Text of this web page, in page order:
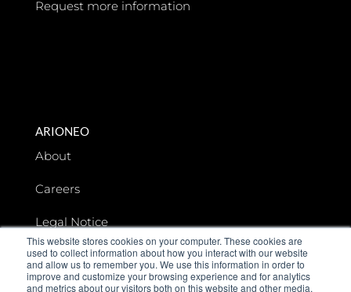
This website stores cookies on your computer. These cookies are
used to collect information about how you interact with our website
and allow us to remember you. We use this information in order to
improve and customize your browsing experience and for analytics
and metrics about our visitors both on this website and other media.
Request more information
ARIONEO
About
Careers
Legal Notice
Data privacy